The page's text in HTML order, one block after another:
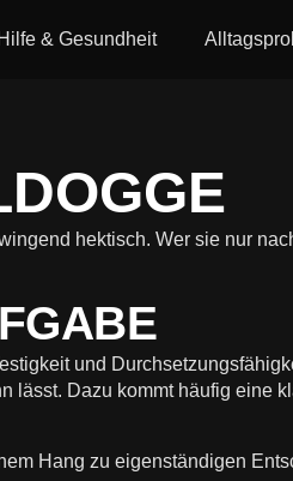
& Gesundheit
hektisch. Wer sie nur
und
lässt. Dazu kommt häufig
Hang zu eigenständigen